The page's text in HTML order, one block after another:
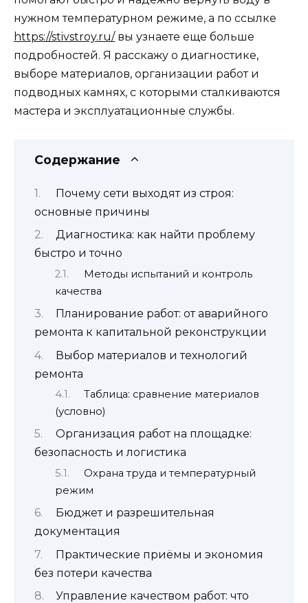
нужном температурном режиме, а по ссылке
https://stivstroy.ru/вы узнаете еще больше
подробностей. Я расскажу о диагностике,
выборе материалов, организации работ и
подводных камнях, с которыми сталкиваются
мастера и эксплуатационные службы.
Содержание
Почему сети выходят из строя:
основные причины
Диагностика: как найти проблему
быстро и точно
Методы испытаний и контроль
качества
Планирование работ: от аварийного
ремонта к капитальной реконструкции
Выбор материалов и технологий
ремонта
Таблица: сравнение материалов
(условно)
Организация работ на площадке:
безопасность и логистика
Охрана труда и температурный
режим
Бюджет и разрешительная
документация
Практические приёмы и экономия
без потери качества
Управление качеством работ: что